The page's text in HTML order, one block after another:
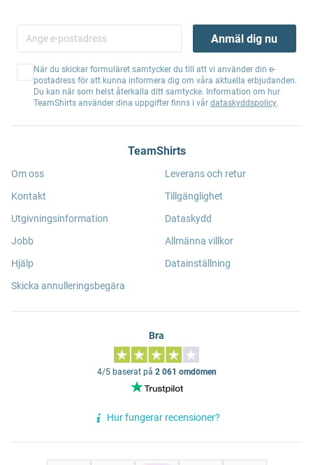
Anmäl dig nu
När du skickar formuläret samtycker du till att vi använder din e-
postadress för att kunna informera dig om våra aktuella erbjudanden.
Du kan när som helst återkalla ditt samtycke. Information om hur
TeamShirts använder dina uppgifter finns i vår dataskyddspolicy.
TeamShirts
Om oss
Kontakt
Utgivningsinformation
Jobb
Hjälp
Skicka annulleringsbegära
Leverans och retur
Tillgänglighet
Dataskydd
Allmänna villkor
Datainställning
Bra
4/5 baserat på 2 061 omdömen
Hur fungerar recensioner?